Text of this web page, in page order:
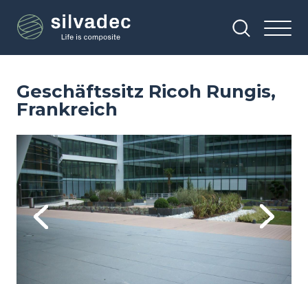
zum
Inhalt
Geschäftssitz Ricoh Rungis,
Frankreich
Previous
Image
Next